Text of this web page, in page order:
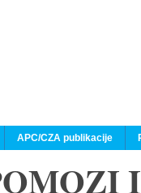
APC/CZA publikacije